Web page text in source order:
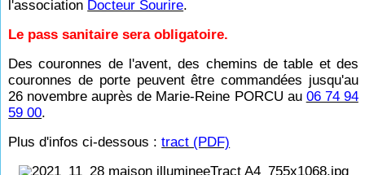
l'association Docteur Sourire.
Le pass sanitaire sera obligatoire.
Des couronnes de l'avent, des chemins de table et des
couronnes de porte peuvent être commandées jusqu'au
26 novembre auprès de Marie-Reine PORCU au 06 74 94
59 00.
Plus d'infos ci-dessous :tract (PDF)